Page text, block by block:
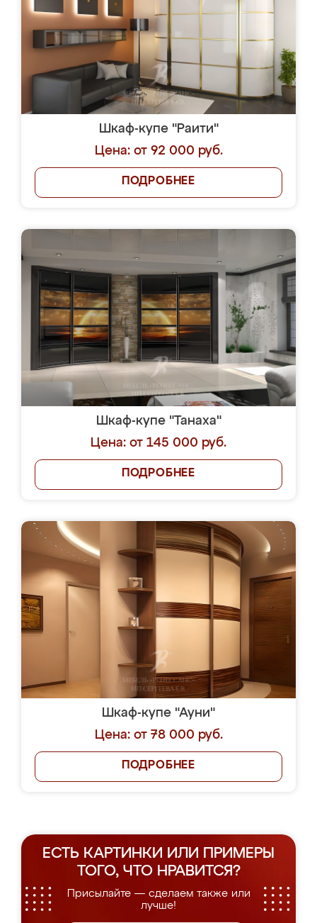
Шкаф-купе "Раити"
Цена: от 92 000 руб.
ПОДРОБНЕЕ
Шкаф-купе "Танаха"
Цена: от 145 000 руб.
ПОДРОБНЕЕ
Шкаф-купе "Ауни"
Цена: от 78 000 руб.
ПОДРОБНЕЕ
ЕСТЬ КАРТИНКИ ИЛИ ПРИМЕРЫ
ТОГО, ЧТО НРАВИТСЯ?
Присылайте — сделаем также или
лучше!